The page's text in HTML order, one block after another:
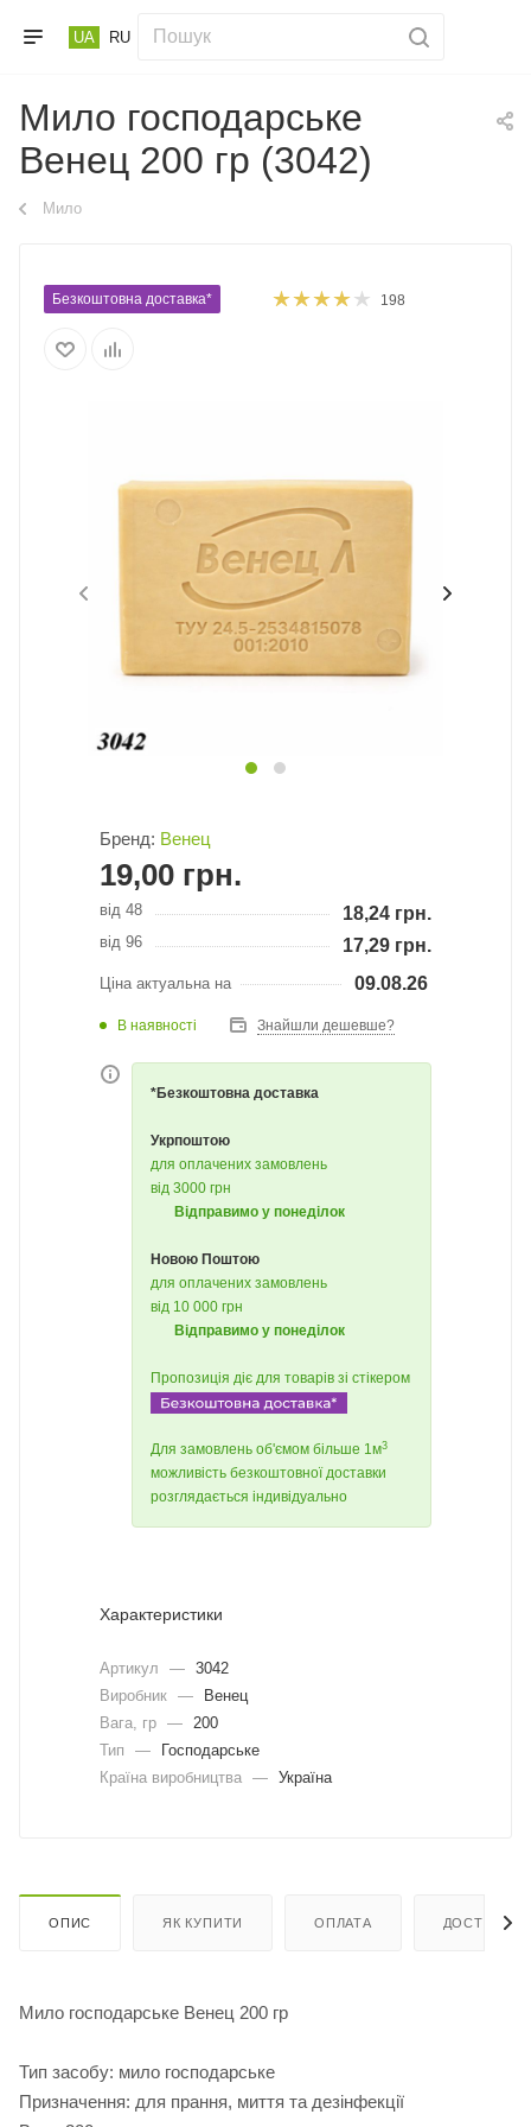
UA RU
Мило господарське
Венец 200 гр (3042)
Мило
Безкоштовна доставка* 198
Бренд: Венец
19,00 грн.
від 48 18,24 грн.
від 96 17,29 грн.
Ціна актуальна на 09.08.26
В наявності Знайшли дешевше?
*Безкоштовна доставка
Укрпоштою
для оплачених замовлень
від 3000 грн
Відправимо у понеділок
Новою Поштою
для оплачених замовлень
від 10 000 грн
Відправимо у понеділок
Пропозиція діє для товарів зі стікером
Для замовлень об'ємом більше 1м3
можливість безкоштовної доставки
розглядається індивідуально
Характеристики
Артикул — 3042
Виробник —
Венец
Вага, гр —
200
Тип
—
Господарське
Країна виробництва — Україна
ОПИС ЯК КУПИТИ ОПЛАТА ДОСТАВКА
Мило господарське Венец 200 гр
Тип засобу: мило господарське
Призначення: для прання, миття та дезінфекції